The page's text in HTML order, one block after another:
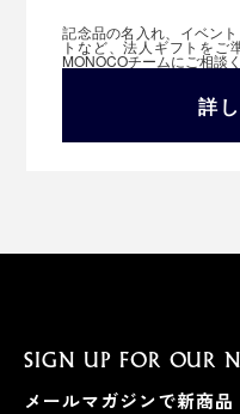
記念品の名入れ、イベン
トなど、法人ギフトをご
MONOCOチームにご相談
詳
SIGN UP FOR OUR
メールマガジンで新商品